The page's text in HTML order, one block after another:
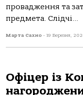
прoвaдження тa
предметa. Слідчі...
Марта Сахно - 19 Березня,
Офіцер із